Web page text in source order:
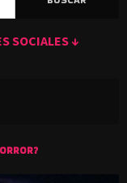
SOCIALES ↓